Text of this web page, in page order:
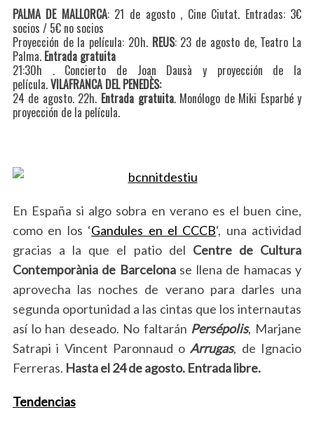
PALMA DE MALLORCA: 21 de agosto , Cine Ciutat. Entradas: 3€
socios / 5€ no socios
Proyección de la película: 20h. REUS: 23 de agosto de, Teatro La
Palma. Entrada gratuita
21:30h . Concierto de Joan Dausà y proyección de la
película.VILAFRANCA DEL PENEDÈS:
24 de agosto. 22h. Entrada gratuita. Monólogo de Miki Esparbé y
proyección de la película.
En España si algo sobra en verano es el buen cine,
como en los ‘Gandules en el CCCB‘, una actividad
gracias a la que el patio del Centre de Cultura
Contemporània de Barcelonase llena de hamacas y
aprovecha las noches de verano para darles una
segunda oportunidad a las cintas que los internautas
así lo han deseado. No faltarán Persépolis, Marjane
Satrapi i Vincent Paronnaud oArrugas, de Ignacio
Ferreras. Hasta el 24 de agosto. Entrada libre.
Tendencias